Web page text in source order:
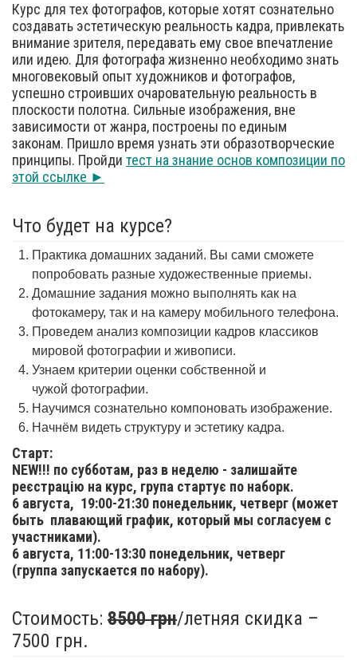
Курс для тех фотографов, которые хотят сознательно
создавать эстетическую реальность кадра, привлекать
внимание зрителя, передавать ему свое впечатление
или идею. Для фотографа жизненно необходимо знать
многовековый опыт художников и фотографов,
успешно строивших очаровательную реальность в
плоскости полотна. Сильные изображения, вне
зависимости от жанра, построены по единым
законам. Пришло время узнать эти образотворческие
принципы. Пройди тест на знание основ композиции по
этой ссылке ►
Что будет на курсе?
Практика домашних заданий. Вы сами сможете
попробовать разные художественные приемы.
Домашние задания можно выполнять как на
фотокамеру, так и на камеру мобильного телефона.
Проведем анализ композиции кадров классиков
мировой фотографии и живописи.
Узнаем критерии оценки собственной и
чужой фотографии.
Научимся сознательно компоновать изображение.
Начнём видеть структуру и эстетику кадра.
Старт:
NEW!!! по субботам, раз в неделю - залишайте
реєстрацію на курс, група стартує по наборк.
6 августа, 19:00-21:30 понедельник, четверг (может
быть плавающий график, который мы согласуем с
участниками).
6 августа, 11:00-13:30 понедельник, четверг
(группа запускается по набору).
Стоимость: 8500 грн/летняя скидка –
7500 грн.